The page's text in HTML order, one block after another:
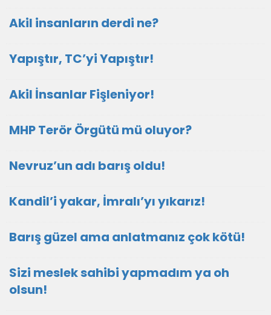
Akil insanların derdi ne?
Yapıştır, TC’yi Yapıştır!
Akil İnsanlar Fişleniyor!
MHP Terör Örgütü mü oluyor?
Nevruz’un adı barış oldu!
Kandil’i yakar, İmralı’yı yıkarız!
Barış güzel ama anlatmanız çok kötü!
Sizi meslek sahibi yapmadım ya oh
olsun!